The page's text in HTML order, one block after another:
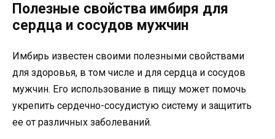
Полезные свойства имбиря для
сердца и сосудов мужчин
Имбирь известен своими полезными свойствами
для здоровья, в том числе и для сердца и сосудов
мужчин. Его использование в пищу может помочь
укрепить сердечно-сосудистую систему и защитить
ее от различных заболеваний.